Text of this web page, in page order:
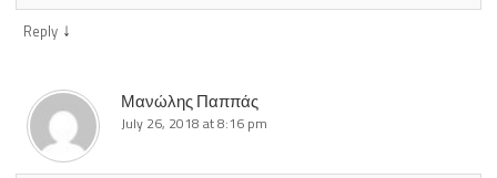
Reply ↓
Μανώλης Παππάς
July 26, 2018 at 8:16 pm